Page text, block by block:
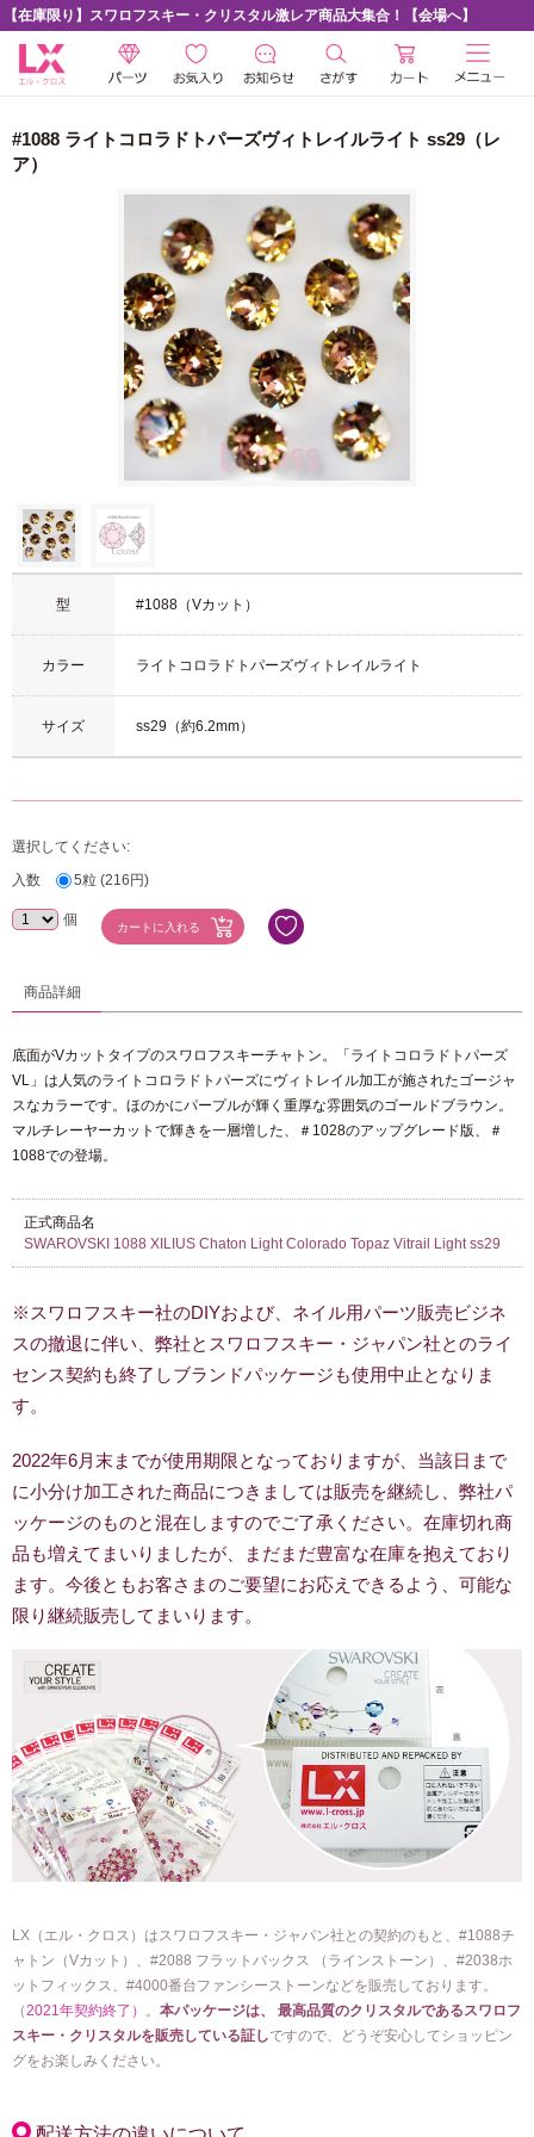
【在庫限り】スワロフスキー・クリスタル激レア商品大集合！【会場へ】
#1088 ライトコロラドトパーズヴィトレイルライト ss29（レ
ア）
型 #1088（Vカット）
カラー ライトコロラドトパーズヴィトレイルライト
サイズ ss29（約6.2mm）
選択してください:
入数
5粒 (216円)
個
商品詳細
底面がVカットタイプのスワロフスキーチャトン。「ライトコロラドトパーズ
VL」は人気のライトコロラドトパーズにヴィトレイル加工が施されたゴージャ
スなカラーです。ほのかにパープルが輝く重厚な雰囲気のゴールドブラウン。
マルチレーヤーカットで輝きを一層増した、＃1028のアップグレード版、＃
1088での登場。
正式商品名
SWAROVSKI 1088 XILIUS Chaton Light Colorado Topaz Vitrail Light ss29
※スワロフスキー社のDIYおよび、ネイル用パーツ販売ビジネ
スの撤退に伴い、弊社とスワロフスキー・ジャパン社とのライ
センス契約も終了しブランドパッケージも使用中止となりま
す。
2022年6月末までが使用期限となっておりますが、当該日まで
に小分け加工された商品につきましては販売を継続し、弊社パ
ッケージのものと混在しますのでご了承ください。在庫切れ商
品も増えてまいりましたが、まだまだ豊富な在庫を抱えており
ます。今後ともお客さまのご要望にお応えできるよう、可能な
限り継続販売してまいります。
LX（エル・クロス）はスワロフスキー・ジャパン社との契約のもと、#1088チ
ャトン（Vカット）、#2088 フラットバックス （ラインストーン）、#2038ホ
ットフィックス、#4000番台ファンシーストーンなどを販売しております。
（2021年契約終了） 。 本パッケージは、 最高品質のクリスタルであるスワロフ
スキー・クリスタルを販売している証しですので、どうぞ安心してショッピン
グをお楽しみください。